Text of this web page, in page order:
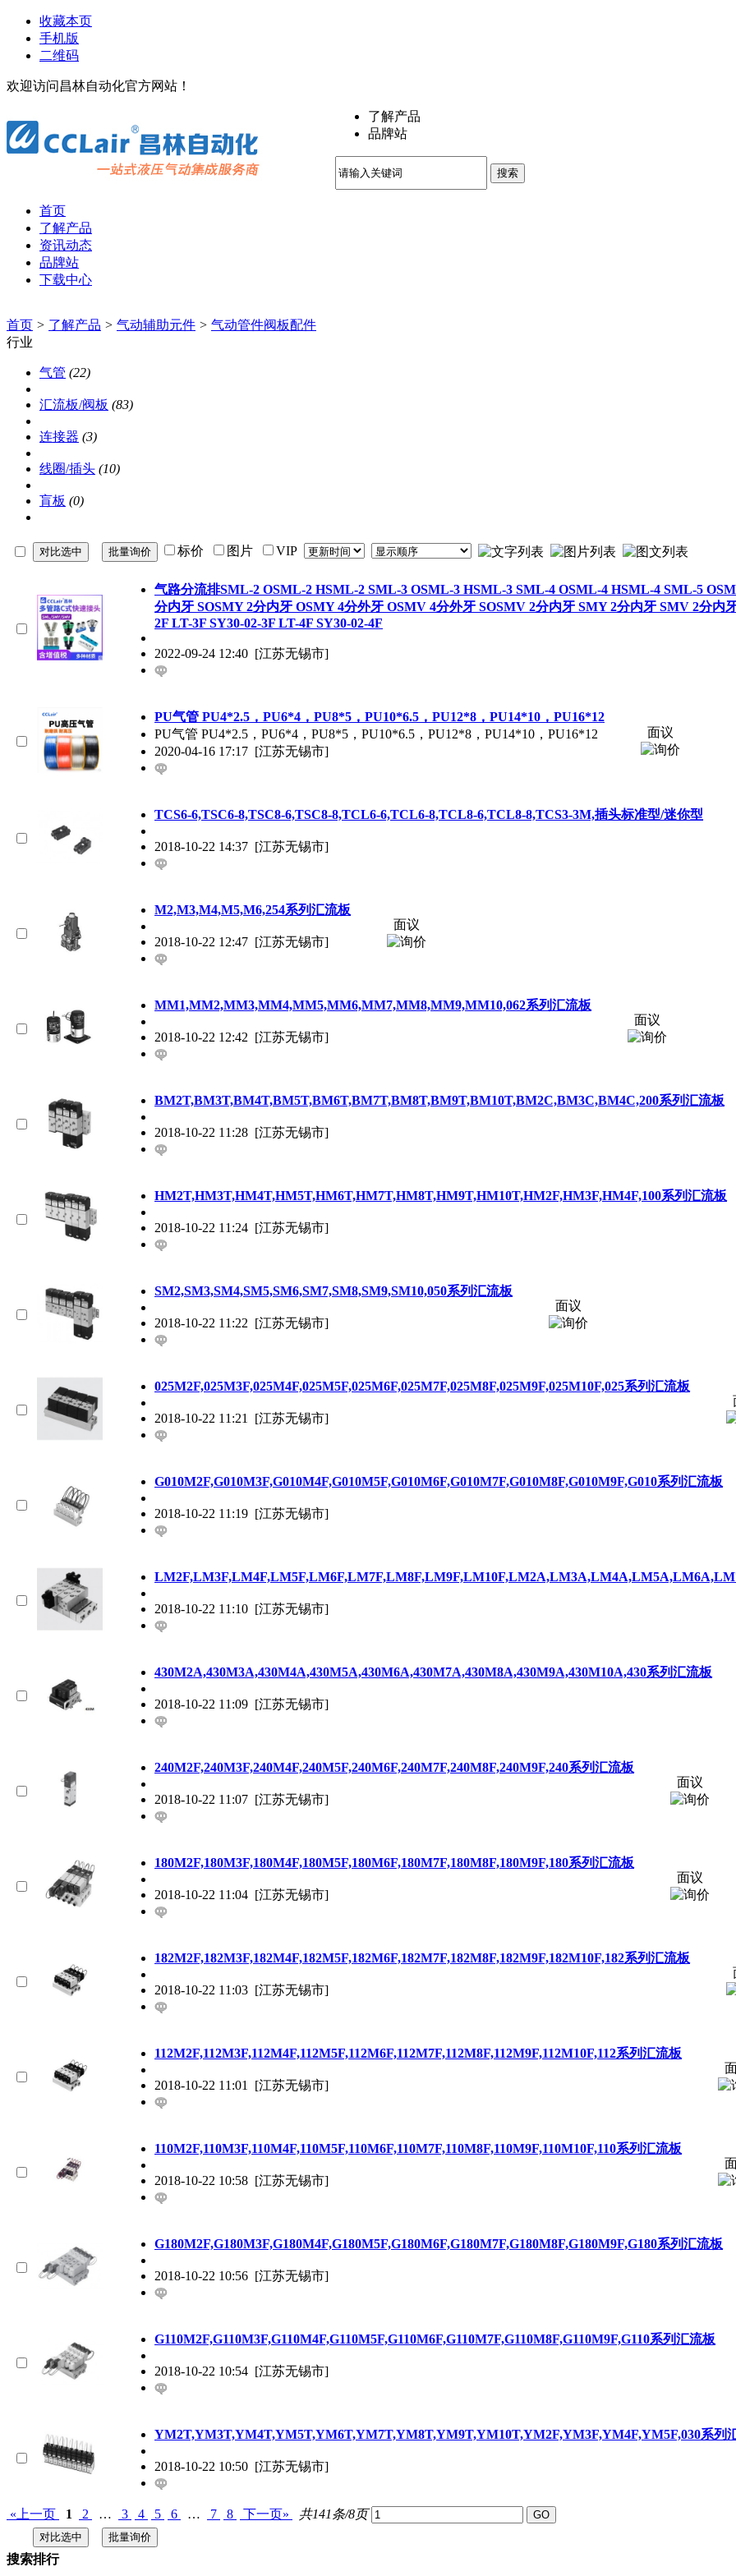
收藏本页
手机版
二维码
欢迎访问昌林自动化官方网站！
了解产品
品牌站
搜索
首页
了解产品
资讯动态
品牌站
下载中心
首页 > 了解产品 > 气动辅助元件 > 气动管件阀板配件
行业
气管 (22)
汇流板/阀板 (83)
连接器 (3)
线圈/插头 (10)
肓板 (0)
标价 图片 VIP
气路分流排SML-2 OSML-2 HSML-2 SML-3 OSML-3 HSML-3 SML-4 OSML-4 HSML-4 SML-5
分内牙 SOSMY 2分内牙 OSMY 4分外牙 OSMV 4分外牙 SOSMV 2分内牙 SMY 2分内牙 SMV 2分内
2F LT-3F SY30-02-3F LT-4F SY30-02-4F
2022-09-24 12:40 [江苏无锡市]
PU气管 PU4*2.5，PU6*4，PU8*5，PU10*6.5，PU12*8，PU14*10，PU16*12
PU气管 PU4*2.5，PU6*4，PU8*5，PU10*6.5，PU12*8，PU14*10，PU16*12
2020-04-16 17:17 [江苏无锡市]
面议
TCS6-6,TSC6-8,TSC8-6,TSC8-8,TCL6-6,TCL6-8,TCL8-6,TCL8-8,TCS3-3M,插头标准型/迷你型
2018-10-22 14:37 [江苏无锡市]
M2,M3,M4,M5,M6,254系列汇流板
2018-10-22 12:47 [江苏无锡市]
面议
MM1,MM2,MM3,MM4,MM5,MM6,MM7,MM8,MM9,MM10,062系列汇流板
2018-10-22 12:42 [江苏无锡市]
面议
BM2T,BM3T,BM4T,BM5T,BM6T,BM7T,BM8T,BM9T,BM10T,BM2C,BM3C,BM4C,200系列汇流板
2018-10-22 11:28 [江苏无锡市]
HM2T,HM3T,HM4T,HM5T,HM6T,HM7T,HM8T,HM9T,HM10T,HM2F,HM3F,HM4F,100系列汇流板
2018-10-22 11:24 [江苏无锡市]
SM2,SM3,SM4,SM5,SM6,SM7,SM8,SM9,SM10,050系列汇流板
2018-10-22 11:22 [江苏无锡市]
面议
025M2F,025M3F,025M4F,025M5F,025M6F,025M7F,025M8F,025M9F,025M10F,025系列汇流板
2018-10-22 11:21 [江苏无锡市]
G010M2F,G010M3F,G010M4F,G010M5F,G010M6F,G010M7F,G010M8F,G010M9F,G010系列汇流板
2018-10-22 11:19 [江苏无锡市]
2018-10-22 11:10 [江苏无锡市]
430M2A,430M3A,430M4A,430M5A,430M6A,430M7A,430M8A,430M9A,430M10A,430系列汇流板
2018-10-22 11:09 [江苏无锡市]
240M2F,240M3F,240M4F,240M5F,240M6F,240M7F,240M8F,240M9F,240系列汇流板
2018-10-22 11:07 [江苏无锡市]
面议
180M2F,180M3F,180M4F,180M5F,180M6F,180M7F,180M8F,180M9F,180系列汇流板
2018-10-22 11:04 [江苏无锡市]
面议
182M2F,182M3F,182M4F,182M5F,182M6F,182M7F,182M8F,182M9F,182M10F,182系列汇流板
2018-10-22 11:03 [江苏无锡市]
112M2F,112M3F,112M4F,112M5F,112M6F,112M7F,112M8F,112M9F,112M10F,112系列汇流板
2018-10-22 11:01 [江苏无锡市]
110M2F,110M3F,110M4F,110M5F,110M6F,110M7F,110M8F,110M9F,110M10F,110系列汇流板
2018-10-22 10:58 [江苏无锡市]
G180M2F,G180M3F,G180M4F,G180M5F,G180M6F,G180M7F,G180M8F,G180M9F,G180系列汇流板
2018-10-22 10:56 [江苏无锡市]
G110M2F,G110M3F,G110M4F,G110M5F,G110M6F,G110M7F,G110M8F,G110M9F,G110系列汇流板
2018-10-22 10:54 [江苏无锡市]
YM2T,YM3T,YM4T,YM5T,YM6T,YM7T,YM8T,YM9T,YM10T,YM2F,YM3F,YM4F,YM5F,030系列
2018-10-22 10:50 [江苏无锡市]
«上一页 1 2 … 3 4 5 6 … 7 8 下一页» 共141条/8页
搜索排行